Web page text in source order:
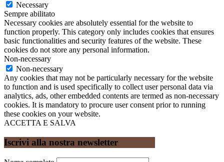
Necessary
Sempre abilitato
Necessary cookies are absolutely essential for the website to
function properly. This category only includes cookies that ensures
basic functionalities and security features of the website. These
cookies do not store any personal information.
Non-necessary
Non-necessary
Any cookies that may not be particularly necessary for the website
to function and is used specifically to collect user personal data via
analytics, ads, other embedded contents are termed as non-necessary
cookies. It is mandatory to procure user consent prior to running
these cookies on your website.
ACCETTA E SALVA
Iscrivi alla nostra newsletter